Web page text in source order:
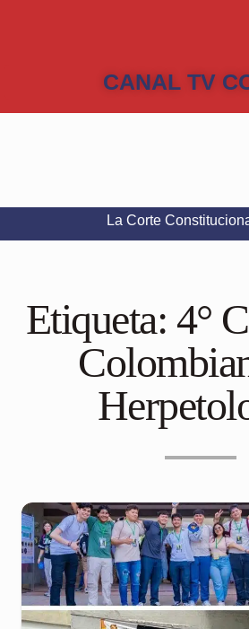
CANAL TV
La Corte Constitucional pone
Etiqueta: 4°